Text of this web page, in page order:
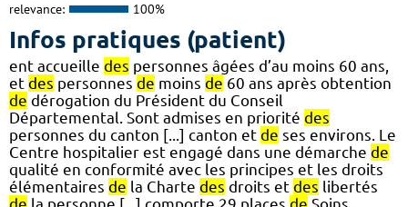
relevance: 100%
Infos pratiques (patient)
ent accueille des personnes âgées d’au moins 60 ans,
et des personnes de moins de 60 ans après obtention
de dérogation du Président du Conseil
Départemental. Sont admises en priorité des
personnes du canton [...] canton et de ses environs. Le
Centre hospitalier est engagé dans une démarche de
qualité en conformité avec les principes et les droits
élémentaires de la Charte des droits et des libertés